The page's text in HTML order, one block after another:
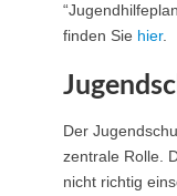
finden Sie hier.
Der
zentrale Rolle.
nicht richtig